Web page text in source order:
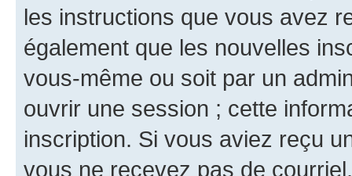
les instructions que vous avez
également que les nouvelles
vous-même ou soit par un
ouvrir une session ; cette
inscription. Si vous aviez reçu
vous ne recevez pas de